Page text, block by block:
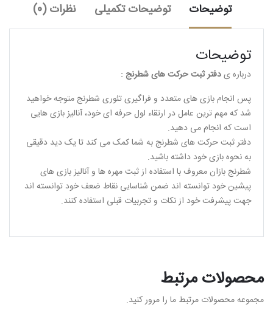
توضیحات توضیحات تکمیلی نظرات (0)
توضیحات
درباره یدفتر ثبت حرکت های شطرنج :
پس انجام بازی های متعدد و فراگیری تئوری شطرنج متوجه خواهید
شد که مهم ترین عامل در ارتقاء لول حرفه ای خود، آنالیز بازی هایی
است که انجام می دهید.
دفتر ثبت حرکت های شطرنج به شما کمک می کند تا یک دید دقیقی
به نحوه بازی خود داشته باشید.
شطرنج بازان معروف با استفاده از ثبت مهره ها و آنالیز بازی های
پیشین خود توانسته اند ضمن شناسایی نقاط ضعف خود توانسته اند
جهت پیشرفت خود از نکات و تجربیات قبلی استفاده کنند.
محصولات مرتبط
مجموعه محصولات مرتبط ما را مرور کنید.